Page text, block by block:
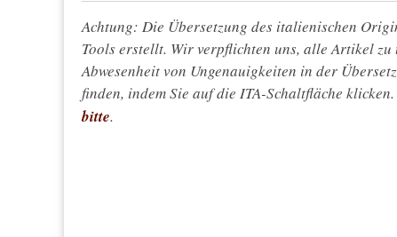
Achtung: Die Übersetzung des italienischen
Tools erstellt. Wir verpflichten uns, alle Artikel
Abwesenheit von Ungenauigkeiten in der
finden, indem Sie auf die ITA-Schaltfläche
bitte.